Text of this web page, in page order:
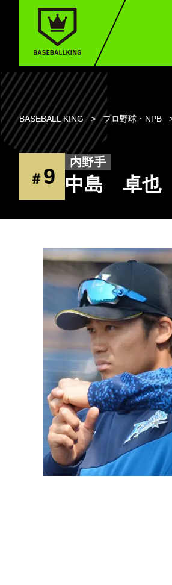
BASEBALL KING プロ野球・NPB
＃9
内野手
中島 卓也